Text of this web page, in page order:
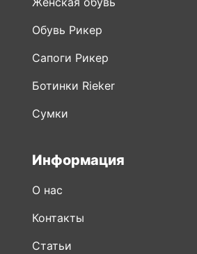
Обувь Рикер
Сапоги Рикер
Ботинки Rieker
Сумки
Информация
О нас
Контакты
Статьи